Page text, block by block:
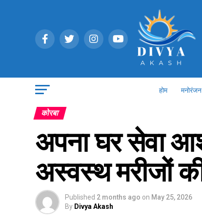
होम मनोरंजन
कोरबा
अपना घर सेवा
अस्वस्थ मरीजों
Published 2 months ago on May 25, 2026
By Divya Akash